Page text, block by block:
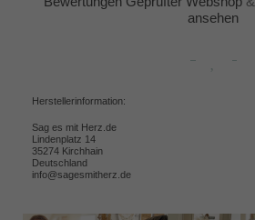
ansehen
Herstellerinformation:
Sag es mit Herz.de
Lindenplatz 14
35274 Kirchhain
Deutschland
info@sagesmitherz.de